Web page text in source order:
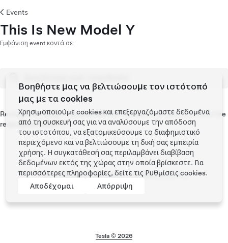
Events
This Is New Model Y
Εμφάνιση event κοντά σε:
Reimagined design. Elevated interior. Quieter ride. Join us to meet the
redesigned Model Y.
Δεν υπάρχουν προσεχείς εκδηλώσεις κοντά
Tesla © 2026
Βοηθήστε μας να βελτιώσουμε τον ιστότοπό
μας με τα cookies
Χρησιμοποιούμε cookies και επεξεργαζόμαστε δεδομένα
από τη συσκευή σας για να αναλύσουμε την απόδοση
του ιστοτόπου, να εξατομικεύσουμε το διαφημιστικό
περιεχόμενο και να βελτιώσουμε τη δική σας εμπειρία
χρήσης. Η συγκατάθεσή σας περιλαμβάνει διαβίβαση
δεδομένων εκτός της χώρας στην οποία βρίσκεστε. Για
περισσότερες πληροφορίες, δείτε τις Ρυθμίσεις cookies.
Αποδέχομαι
Απόρριψη